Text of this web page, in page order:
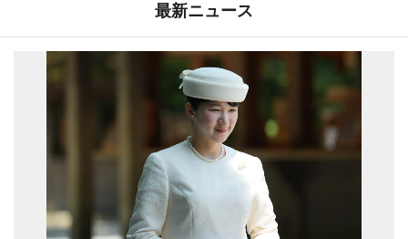
最新ニュース